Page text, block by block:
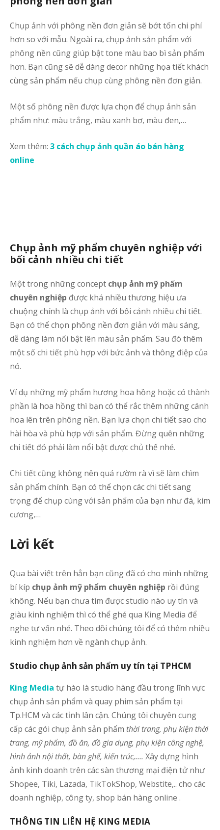
Chụp ảnh với phông nền đơn giản sẽ bớt tốn chi phí
hơn so với mẫu. Ngoài ra, chụp ảnh sản phẩm với
phông nền cũng giúp bật tone màu bao bì sản phẩm
hơn. Bạn cũng sẽ dễ dàng decor những họa tiết khách
cùng sản phẩm nếu chụp cùng phông nền đơn giản.
Một số phông nền được lựa chọn để chụp ảnh sản
phẩm như: màu trắng, màu xanh bơ, màu đen,…
Xem thêm: 3 cách chụp ảnh quần áo bán hàng
online
Chụp ảnh mỹ phẩm chuyên nghiệp với
bối cảnh nhiều chi tiết
Một trong những concept chụp ảnh mỹ phẩm
chuyên nghiệp được khá nhiều thương hiệu ưa
chuộng chính là chụp ảnh với bối cảnh nhiều chi tiết.
Bạn có thể chọn phông nền đơn giản với màu sáng,
dễ dàng làm nổi bật lên màu sản phẩm. Sau đó thêm
một số chi tiết phù hợp với bức ảnh và thông điệp của
nó.
Ví dụ những mỹ phẩm hương hoa hồng hoặc có thành
phần là hoa hồng thì bạn có thể rắc thêm những cánh
hoa lên trên phông nền. Bạn lựa chọn chi tiết sao cho
hài hòa và phù hợp với sản phẩm. Đừng quên những
chi tiết đó phải làm nổi bật được chủ thế nhé.
Chi tiết cũng không nên quá rườm rà vì sẽ làm chìm
sản phẩm chính. Bạn có thể chọn các chi tiết sang
trọng để chụp cùng với sản phẩm của bạn như đá, kim
cương,…
Lời kết
Qua bài viết trên hẳn bạn cũng đã có cho mình những
bí kíp chụp ảnh mỹ phẩm chuyên nghiệp rồi đúng
không. Nếu bạn chưa tìm được studio nào uy tín và
giàu kinh nghiệm thì có thể ghé qua King Media để
nghe tư vấn nhé. Theo dõi chúng tôi để có thêm nhiều
kinh nghiệm hơn về ngành chụp ảnh.
Studio chụp ảnh sản phẩm uy tín tại TPHCM
King Media tự hào là studio hàng đầu trong lĩnh vực
chụp ảnh sản phẩm và quay phim sản phẩm tại
Tp.HCM và các tỉnh lân cận. Chúng tôi chuyên cung
cấp các gói chụp ảnh sản phẩm thời trang, phụ kiện thời
trang, mỹ phẩm, đồ ăn, đồ gia dụng, phụ kiện công nghệ,
hình ảnh nội thất, bàn ghế, kiến trúc,…. Xây dựng hình
ảnh kinh doanh trên các sàn thương mại điện tử như
Shopee, Tiki, Lazada, TikTokShop, Webstite,.. cho các
doanh nghiệp, công ty, shop bán hàng online .
THÔNG TIN LIÊN HỆ KING MEDIA